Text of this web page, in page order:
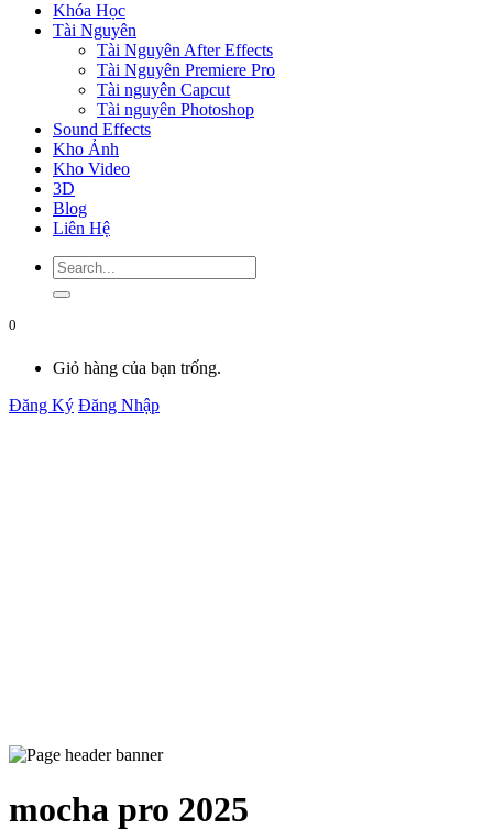
Khóa Học
Tài Nguyên
Tài Nguyên After Effects
Tài Nguyên Premiere Pro
Tài nguyên Capcut
Tài nguyên Photoshop
Sound Effects
Kho Ảnh
Kho Video
3D
Blog
Liên Hệ
0
Giỏ hàng của bạn trống.
Đăng Ký Đăng Nhập
mocha pro 2025